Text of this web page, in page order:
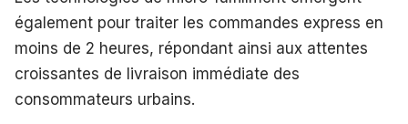
également pour traiter les commandes express en
moins de 2 heures, répondant ainsi aux attentes
croissantes de livraison immédiate des
consommateurs urbains.